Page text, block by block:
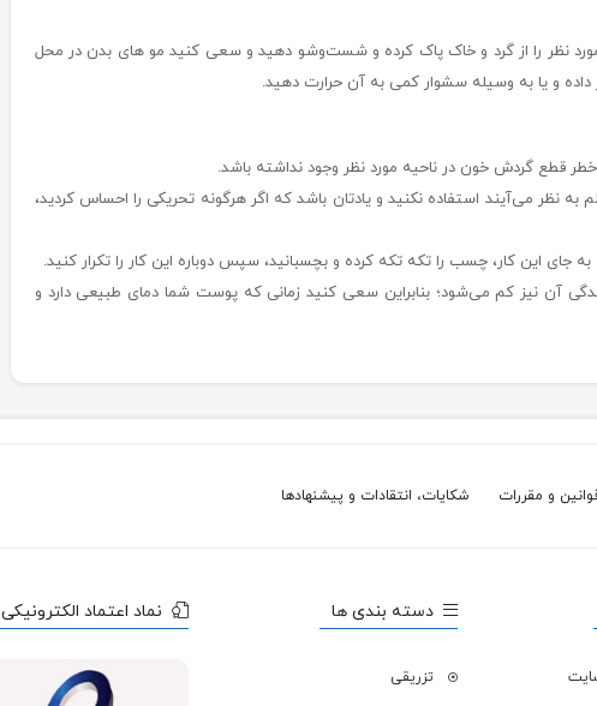
نظر را از گرد و خاک پاک کرده و شست‌وشو دهید و سعی کنید مو های بدن در محل
داده و یا به وسیله سشوار کمی به آن حرارت دهید.
قطع گردش خون در ناحیه مورد نظر وجود نداشته باشد.
می‌آیند استفاده نکنید و یادتان باشد که اگر هرگونه تحریکی را احساس کردید،
این کار، چسب را تکه تکه کرده و بچسبانید، سپس دوباره این کار را تکرار کنید.
نیز کم می‌شود؛ بنابراین سعی کنید زمانی که پوست شما دمای طبیعی دارد و
و مقررات شکایات، انتقادات و پیشنهادها
دسته بندی ها
تزریقی
نماد اعتماد الکترونیکی